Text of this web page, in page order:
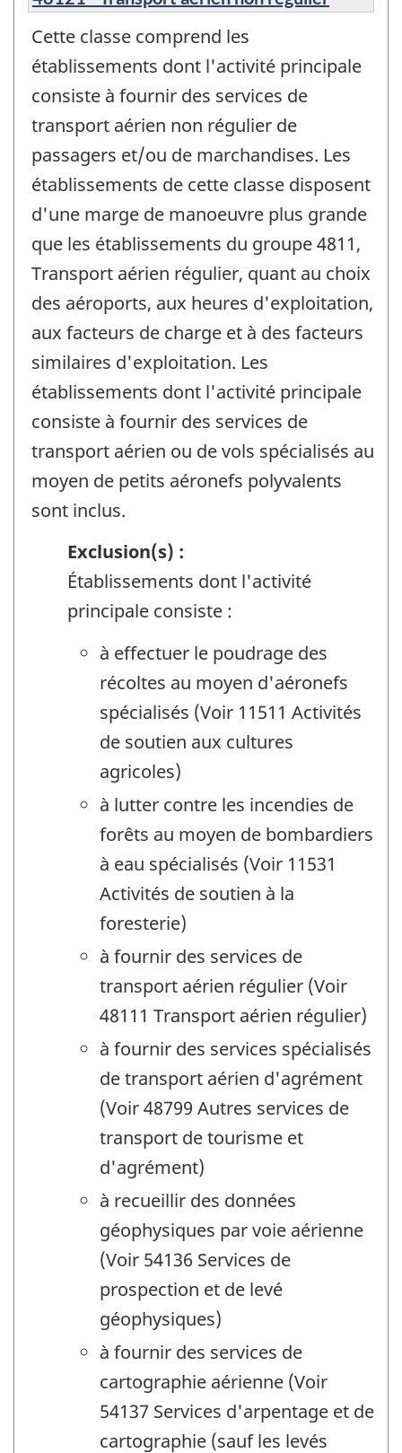
Cette classe comprend les
établissements dont l'activité principale
consiste à fournir des services de
transport aérien non régulier de
passagers et/ou de marchandises. Les
établissements de cette classe disposent
d'une marge de manoeuvre plus grande
que les établissements du groupe 4811,
Transport aérien régulier, quant au choix
des aéroports, aux heures d'exploitation,
aux facteurs de charge et à des facteurs
similaires d'exploitation. Les
établissements dont l'activité principale
consiste à fournir des services de
transport aérien ou de vols spécialisés au
moyen de petits aéronefs polyvalents
sont inclus.
Exclusion(s) :
Établissements dont l'activité
principale consiste :
à effectuer le poudrage des
récoltes au moyen d'aéronefs
spécialisés (Voir 11511 Activités
de soutien aux cultures
agricoles)
à lutter contre les incendies de
forêts au moyen de bombardiers
à eau spécialisés (Voir 11531
Activités de soutien à la
foresterie)
à fournir des services de
transport aérien régulier (Voir
48111 Transport aérien régulier)
à fournir des services spécialisés
de transport aérien d'agrément
(Voir 48799 Autres services de
transport de tourisme et
d'agrément)
à recueillir des données
géophysiques par voie aérienne
(Voir 54136 Services de
prospection et de levé
géophysiques)
à fournir des services de
cartographie aérienne (Voir
54137 Services d'arpentage et de
cartographie (sauf les levés